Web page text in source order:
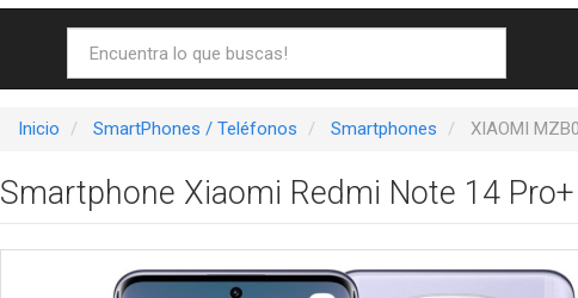
Inicio SmartPhones / Teléfonos Smartphones XIAOMI
Smartphone Xiaomi Redmi Note 14